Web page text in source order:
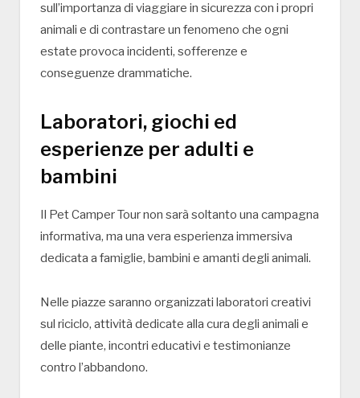
sull’importanza di viaggiare in sicurezza con i propri
animali e di contrastare un fenomeno che ogni
estate provoca incidenti, sofferenze e
conseguenze drammatiche.
Laboratori, giochi ed
esperienze per adulti e
bambini
Il Pet Camper Tournon sarà soltanto una campagna
informativa, ma una vera esperienza immersiva
dedicata a famiglie, bambini e amanti degli animali.
Nelle piazze saranno organizzati laboratori creativi
sul riciclo, attività dedicate alla cura degli animali e
delle piante, incontri educativi e testimonianze
contro l’abbandono.